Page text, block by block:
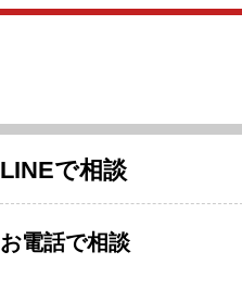
LINEで相談
お電話で相談